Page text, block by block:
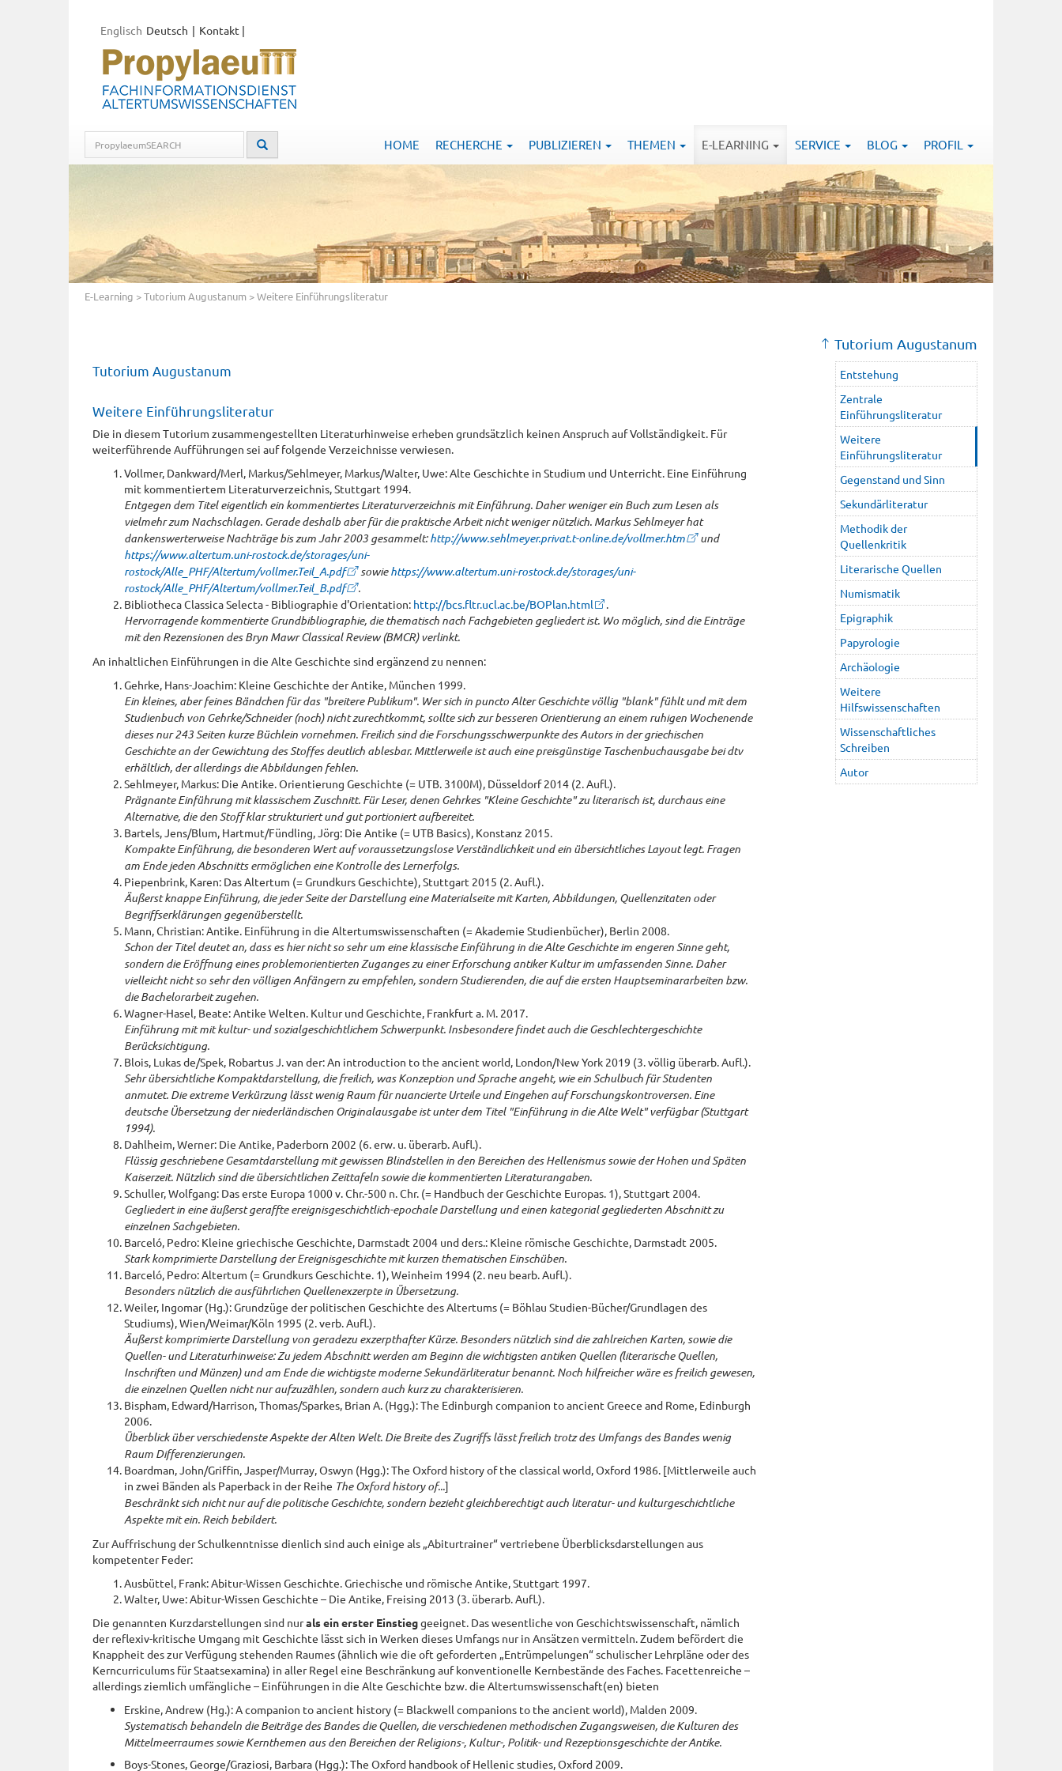
Deutsch
Englisch Kontakt |
HOME RECHERCHE PUBLIZIEREN THEMEN E-LEARNING SERVICE BLOG PROFIL
E-Learning >Tutorium Augustanum > Weitere Einführungsliteratur
Tutorium Augustanum
Weitere Einführungsliteratur
Die in diesem Tutorium zusammengestellten Literaturhinweise erheben grundsätzlich keinen Anspruch auf Vollständigkeit. Für
weiterführende Aufführungen sei auf folgende Verzeichnisse verwiesen.
Vollmer, Dankward/Merl, Markus/Sehlmeyer, Markus/Walter, Uwe: Alte Geschichte in Studium und Unterricht. Eine Einführung
mit kommentiertem Literaturverzeichnis, Stuttgart 1994.
Entgegen dem Titel eigentlich ein kommentiertes Literaturverzeichnis mit Einführung. Daher weniger ein Buch zum Lesen als
vielmehr zum Nachschlagen. Gerade deshalb aber für die praktische Arbeit nicht weniger nützlich. Markus Sehlmeyer hat
dankenswerterweise Nachträge bis zum Jahr 2003 gesammelt:http://www.sehlmeyer.privat.t-online.de/vollmer.htm
und
https://www.altertum.uni-rostock.de/storages/uni-
rostock/Alle_PHF/Altertum/vollmer.Teil_A.pdf
sowiehttps://www.altertum.uni-rostock.de/storages/uni-
rostock/Alle_PHF/Altertum/vollmer.Teil_B.pdf
.
Bibliotheca Classica Selecta - Bibliographie d'Orientation: http://bcs.fltr.ucl.ac.be/BOPlan.html
Hervorragende kommentierte Grundbibliographie, die thematisch nach Fachgebieten gegliedert ist. Wo möglich, sind die Einträge
mit den Rezensionen des Bryn Mawr Classical Review (BMCR) verlinkt.
An inhaltlichen Einführungen in die Alte Geschichte sind ergänzend zu nennen:
Gehrke, Hans-Joachim: Kleine Geschichte der Antike, München 1999.
Ein kleines, aber feines Bändchen für das "breitere Publikum". Wer sich in puncto Alter Geschichte völlig "blank" fühlt und mit dem
Studienbuch von Gehrke/Schneider (noch) nicht zurechtkommt, sollte sich zur besseren Orientierung an einem ruhigen Wochenende
dieses nur 243 Seiten kurze Büchlein vornehmen. Freilich sind die Forschungsschwerpunkte des Autors in der griechischen
Geschichte an der Gewichtung des Stoffes deutlich ablesbar. Mittlerweile ist auch eine preisgünstige Taschenbuchausgabe bei dtv
erhältlich, der allerdings die Abbildungen fehlen.
Sehlmeyer, Markus: Die Antike. Orientierung Geschichte (= UTB. 3100M), Düsseldorf 2014 (2. Aufl.).
Prägnante Einführung mit klassischem Zuschnitt. Für Leser, denen Gehrkes "Kleine Geschichte" zu literarisch ist, durchaus eine
Alternative, die den Stoff klar strukturiert und gut portioniert aufbereitet.
Bartels, Jens/Blum, Hartmut/Fündling, Jörg: Die Antike (= UTB Basics), Konstanz 2015.
Kompakte Einführung, die besonderen Wert auf voraussetzungslose Verständlichkeit und ein übersichtliches Layout legt. Fragen
am Ende jeden Abschnitts ermöglichen eine Kontrolle des Lernerfolgs.
Piepenbrink, Karen: Das Altertum (= Grundkurs Geschichte), Stuttgart 2015 (2. Aufl.).
Äußerst knappe Einführung, die jeder Seite der Darstellung eine Materialseite mit Karten, Abbildungen, Quellenzitaten oder
Begriffserklärungen gegenüberstellt.
Mann, Christian: Antike. Einführung in die Altertumswissenschaften (= Akademie Studienbücher), Berlin 2008.
Schon der Titel deutet an, dass es hier nicht so sehr um eine klassische Einführung in die Alte Geschichte im engeren Sinne geht,
sondern die Eröffnung eines problemorientierten Zuganges zu einer Erforschung antiker Kultur im umfassenden Sinne. Daher
vielleicht nicht so sehr den völligen Anfängern zu empfehlen, sondern Studierenden, die auf die ersten Hauptseminararbeiten bzw.
die Bachelorarbeit zugehen.
Wagner-Hasel, Beate: Antike Welten. Kultur und Geschichte, Frankfurt a. M. 2017.
Einführung mit mit kultur- und sozialgeschichtlichem Schwerpunkt. Insbesondere findet auch die Geschlechtergeschichte
Berücksichtigung.
Blois, Lukas de/Spek, Robartus J. van der: An introduction to the ancient world, London/New York 2019 (3. völlig überarb. Aufl.).
Sehr übersichtliche Kompaktdarstellung, die freilich, was Konzeption und Sprache angeht, wie ein Schulbuch für Studenten
anmutet. Die extreme Verkürzung lässt wenig Raum für nuancierte Urteile und Eingehen auf Forschungskontroversen. Eine
deutsche Übersetzung der niederländischen Originalausgabe ist unter dem Titel "Einführung in die Alte Welt" verfügbar (Stuttgart
1994).
Dahlheim, Werner: Die Antike, Paderborn 2002 (6. erw. u. überarb. Aufl.).
Flüssig geschriebene Gesamtdarstellung mit gewissen Blindstellen in den Bereichen des Hellenismus sowie der Hohen und Späten
Kaiserzeit. Nützlich sind die übersichtlichen Zeittafeln sowie die kommentierten Literaturangaben.
Schuller, Wolfgang: Das erste Europa 1000 v. Chr.-500 n. Chr. (= Handbuch der Geschichte Europas. 1), Stuttgart 2004.
Gegliedert in eine äußerst geraffte ereignisgeschichtlich-epochale Darstellung und einen kategorial gegliederten Abschnitt zu
einzelnen Sachgebieten.
Barceló, Pedro: Kleine griechische Geschichte, Darmstadt 2004 und ders.: Kleine römische Geschichte, Darmstadt 2005.
Stark komprimierte Darstellung der Ereignisgeschichte mit kurzen thematischen Einschüben.
Barceló, Pedro: Altertum (= Grundkurs Geschichte. 1), Weinheim 1994 (2. neu bearb. Aufl.).
Besonders nützlich die ausführlichen Quellenexzerpte in Übersetzung.
Weiler, Ingomar (Hg.): Grundzüge der politischen Geschichte des Altertums (= Böhlau Studien-Bücher/Grundlagen des
Studiums), Wien/Weimar/Köln 1995 (2. verb. Aufl.).
Äußerst komprimierte Darstellung von geradezu exzerpthafter Kürze. Besonders nützlich sind die zahlreichen Karten, sowie die
Quellen- und Literaturhinweise: Zu jedem Abschnitt werden am Beginn die wichtigsten antiken Quellen (literarische Quellen,
Inschriften und Münzen) und am Ende die wichtigste moderne Sekundärliteratur benannt. Noch hilfreicher wäre es freilich gewesen,
die einzelnen Quellen nicht nur aufzuzählen, sondern auch kurz zu charakterisieren.
Bispham, Edward/Harrison, Thomas/Sparkes, Brian A. (Hgg.): The Edinburgh companion to ancient Greece and Rome, Edinburgh
2006.
Überblick über verschiedenste Aspekte der Alten Welt. Die Breite des Zugriffs lässt freilich trotz des Umfangs des Bandes wenig
Raum Differenzierungen.
Boardman, John/Griffin, Jasper/Murray, Oswyn (Hgg.): The Oxford history of the classical world, Oxford 1986. [Mittlerweile auch
in zwei Bänden als Paperback in der Reihe The Oxford history of...]
Beschränkt sich nicht nur auf die politische Geschichte, sondern bezieht gleichberechtigt auch literatur- und kulturgeschichtliche
Aspekte mit ein. Reich bebildert.
Zur Auffrischung der Schulkenntnisse dienlich sind auch einige als „Abiturtrainer“ vertriebene Überblicksdarstellungen aus
kompetenter Feder:
Ausbüttel, Frank: Abitur-Wissen Geschichte. Griechische und römische Antike, Stuttgart 1997.
Walter, Uwe: Abitur-Wissen Geschichte – Die Antike, Freising 2013 (3. überarb. Aufl.).
Die genannten Kurzdarstellungen sind nurals ein erster Einstieggeeignet. Das wesentliche von Geschichtswissenschaft, nämlich
der reflexiv-kritische Umgang mit Geschichte lässt sich in Werken dieses Umfangs nur in Ansätzen vermitteln. Zudem befördert die
Knappheit des zur Verfügung stehenden Raumes (ähnlich wie die oft geforderten „Entrümpelungen“ schulischer Lehrpläne oder des
Kerncurriculums für Staatsexamina) in aller Regel eine Beschränkung auf konventionelle Kernbestände des Faches. Facettenreiche –
allerdings ziemlich umfängliche – Einführungen in die Alte Geschichte bzw. die Altertumswissenschaft(en) bieten
Erskine, Andrew (Hg.): A companion to ancient history (= Blackwell companions to the ancient world), Malden 2009.
Systematisch behandeln die Beiträge des Bandes die Quellen, die verschiedenen methodischen Zugangsweisen, die Kulturen des
Mittelmeerraumes sowie Kernthemen aus den Bereichen der Religions-, Kultur-, Politik- und Rezeptionsgeschichte der Antike.
Boys-Stones, George/Graziosi, Barbara (Hgg.): The Oxford handbook of Hellenic studies, Oxford 2009.
Tutorium Augustanum
Entstehung
Zentrale
Einführungsliteratur
Weitere
Einführungsliteratur
Gegenstand und Sinn
Sekundärliteratur
Methodik der
Quellenkritik
Literarische Quellen
Numismatik
Epigraphik
Papyrologie
Archäologie
Weitere
Hilfswissenschaften
Wissenschaftliches
Schreiben
Autor